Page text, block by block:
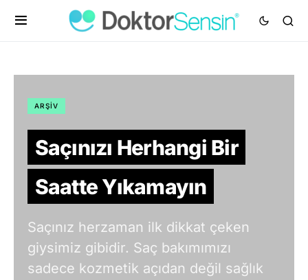
ARŞIV
Saçınızı Herhangi Bir
Saatte Yıkamayın
Saçınız herzaman ilk dikkat çeken
giysimiz gibidir. Saç bakımımızı
sadece kozmetik açıdan değil sağlık